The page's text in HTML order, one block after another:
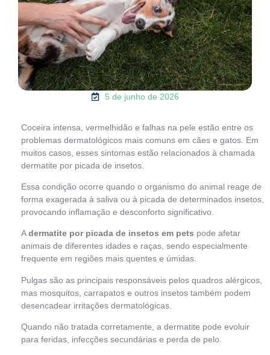
5 de junho de 2026
Coceira intensa, vermelhidão e falhas na pele estão entre os
problemas dermatológicos mais comuns em cães e gatos. Em
muitos casos, esses sintomas estão relacionados à chamada
dermatite por picada de insetos.
Essa condição ocorre quando o organismo do animal reage de
forma exagerada à saliva ou à picada de determinados insetos,
provocando inflamação e desconforto significativo.
Adermatite por picada de insetos em pets pode afetar
animais de diferentes idades e raças, sendo especialmente
frequente em regiões mais quentes e úmidas.
Pulgas são as principais responsáveis pelos quadros alérgicos,
mas mosquitos, carrapatos e outros insetos também podem
desencadear irritações dermatológicas.
Quando não tratada corretamente, a dermatite pode evoluir
para feridas, infecções secundárias e perda de pelo.